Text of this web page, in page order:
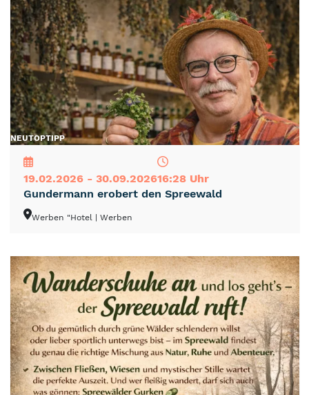
NEUTOPTIPP
19.02.2026 - 30.09.202616:28 Uhr
Gundermann erobert den Spreewald
Werben "Hotel | Werben